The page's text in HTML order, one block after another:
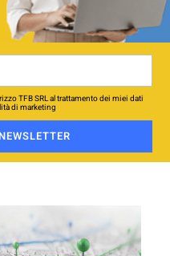
TFB SRL al trattamento dei miei dati
di marketing